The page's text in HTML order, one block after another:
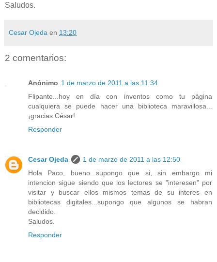
Saludos.
Cesar Ojeda en 13:20
2 comentarios:
Anónimo 1 de marzo de 2011 a las 11:34
Flipante...hoy en día con inventos como tu página
cualquiera se puede hacer una biblioteca maravillosa...
¡gracias César!
Responder
Cesar Ojeda
1 de marzo de 2011 a las 12:50
Hola Paco, bueno...supongo que si, sin embargo mi
intencion sigue siendo que los lectores se "interesen" por
visitar y buscar ellos mismos temas de su interes en
bibliotecas digitales...supongo que algunos se habran
decidido.
Saludos.
Responder